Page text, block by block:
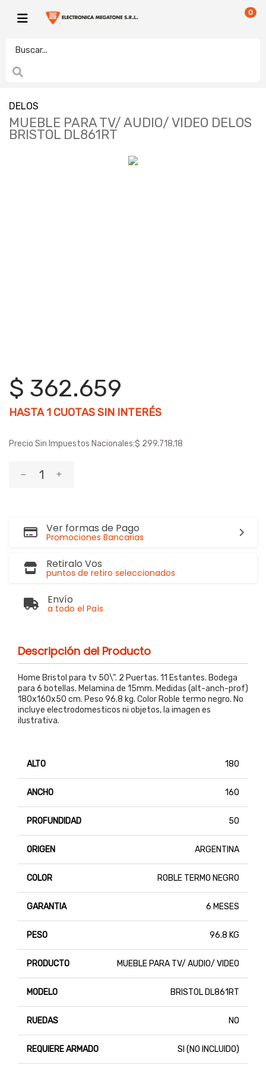
0
DELOS
MUEBLE PARA TV/ AUDIO/ VIDEO DELOS
BRISTOL DL861RT
$ 362.659
HASTA1 CUOTAS SIN INTERÉS
Precio Sin Impuestos Nacionales:$ 299.718,18
Ver formas de Pago
Promociones Bancarias
Retiralo Vos
puntos de retiro seleccionados
Envío
a todo el País
Descripción del Producto
Home Bristol para tv 50\". 2 Puertas. 11 Estantes. Bodega
para 6 botellas. Melamina de 15mm. Medidas (alt-anch-prof)
180x160x50 cm. Peso 96.8 kg. Color Roble termo negro. No
incluye electrodomesticos ni objetos, la imagen es
ilustrativa.
ALTO 180
ANCHO 160
PROFUNDIDAD 50
ORIGEN ARGENTINA
COLOR ROBLE TERMO NEGRO
GARANTIA 6 MESES
PESO 96.8 KG
PRODUCTO MUEBLE PARA TV/ AUDIO/ VIDEO
MODELO BRISTOL DL861RT
RUEDAS NO
REQUIERE ARMADO SI (NO INCLUIDO)